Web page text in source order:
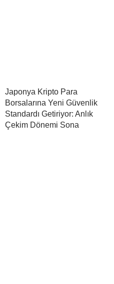
Japonya Kripto Para
Borsalarına Yeni Güvenlik
Standardı Getiriyor: Anlık
Çekim Dönemi Sona